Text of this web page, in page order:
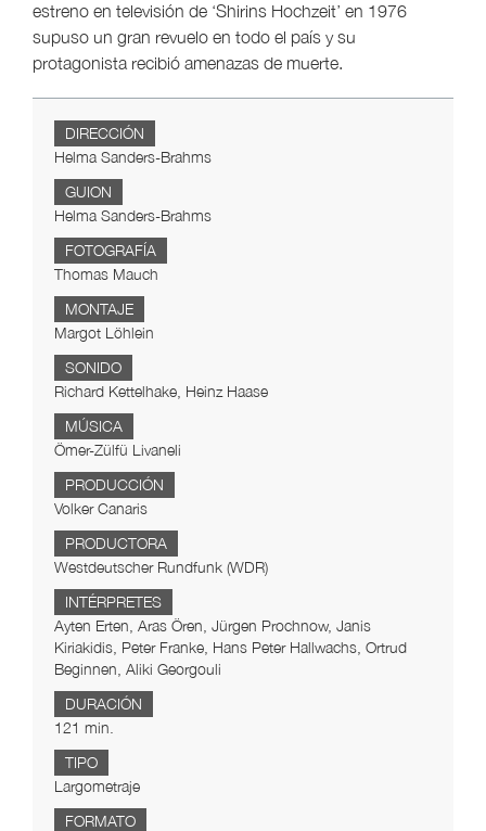
estreno en televisión de ‘Shirins Hochzeit’ en 1976
supuso un gran revuelo en todo el país y su
protagonista recibió amenazas de muerte.
DIRECCIÓN
Helma Sanders-Brahms
GUION
Helma Sanders-Brahms
FOTOGRAFÍA
Thomas Mauch
MONTAJE
Margot Löhlein
SONIDO
Richard Kettelhake, Heinz Haase
MÚSICA
Ömer-Zülfü Livaneli
PRODUCCIÓN
Volker Canaris
PRODUCTORA
Westdeutscher Rundfunk (WDR)
INTÉRPRETES
Ayten Erten, Aras Ören, Jürgen Prochnow, Janis
Kiriakidis, Peter Franke, Hans Peter Hallwachs, Ortrud
Beginnen, Aliki Georgouli
DURACIÓN
121 min.
TIPO
Largometraje
FORMATO